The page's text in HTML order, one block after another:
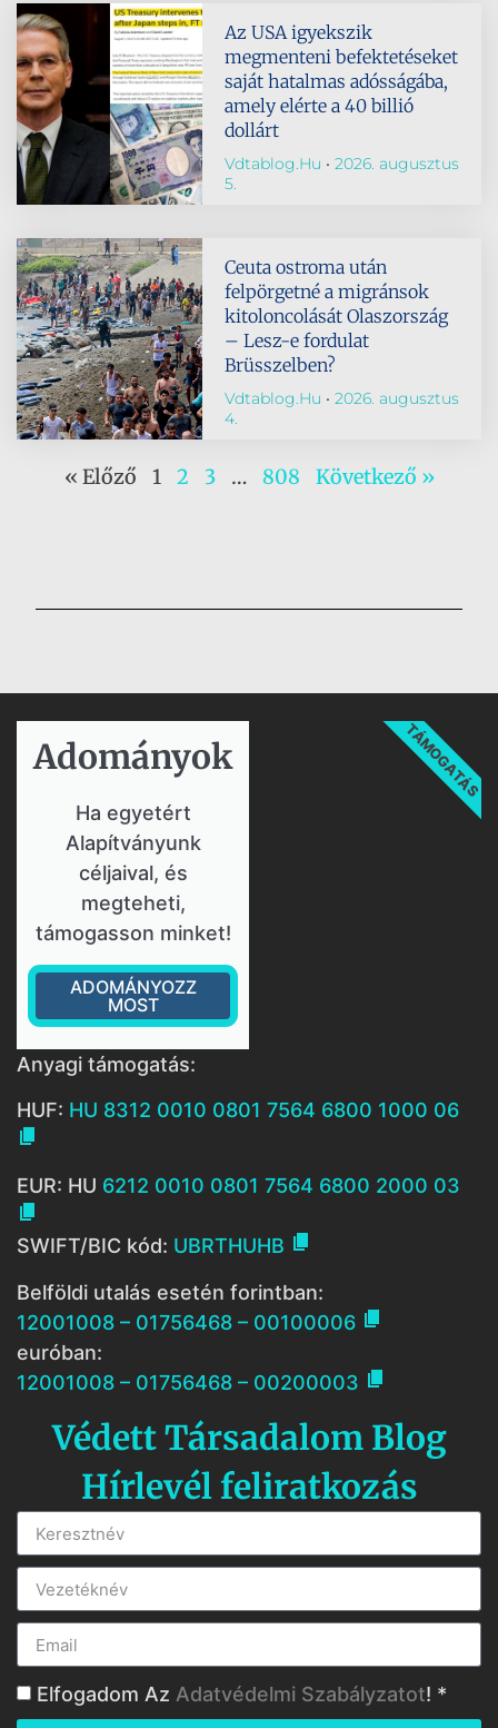
Az USA igyekszik
megmenteni befektetéseket
saját hatalmas adósságába,
amely elérte a 40 billió
dollárt
Vdtablog.hu
2026. augusztus
5.
Ceuta ostroma után
felpörgetné a migránsok
kitoloncolását Olaszország
– Lesz-e fordulat
Brüsszelben?
Vdtablog.hu
2026. augusztus
4.
« Előző 1 2 3 … 808 Következő »
Adományok​
Ha egyetért
Alapítványunk
céljaival, és
megteheti,
támogasson minket!
ADOMÁNYOZZ
MOST
TÁMOGATÁS
Anyagi támogatás:
HUF: HU 8312 0010 0801 7564 6800 1000 06

EUR: HU 6212 0010 0801 7564 6800 2000 03

SWIFT/BIC kód: UBRTHUHB 
Belföldi utalás esetén forintban:
12001008 – 01756468 – 00100006 
euróban:
12001008 – 01756468 – 00200003 
Védett Társadalom Blog
Hírlevél feliratkozás
Elfogadom Az Adatvédelmi Szabályzatot! *